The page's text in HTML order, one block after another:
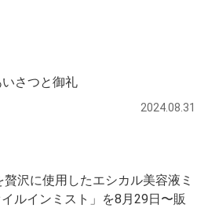
さつと御礼
2024.08.31
沢に使用したエシカル美容液ミ
ルインミスト」を8月29日〜販